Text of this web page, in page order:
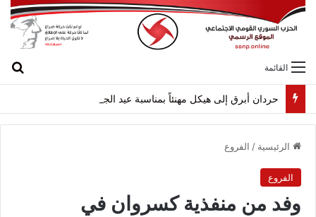
القائمة
حردان أبرق إلى هيكل مهنئاً بمناسبة عيد الجيش
الرئيسية / الفروع
الفروع
وفد من منفذية كسروان في